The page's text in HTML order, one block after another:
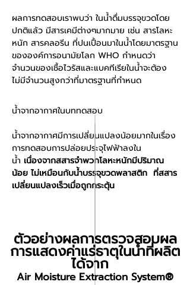
ผลการทดสอบเราพบว่า ในน้ำดื่มบรรจุขวดโดย
ปกติแล้ว มีสารเคมีต่างๆมากมาย เช่น สารโลหะ
หนัก สารคลอรีน ที่ปนเปื้อนมาในน้ำโดยมาตรฐาน
ขององค์การอนามัยโลก WHO กำหนดว่า
จำนวนของเชื้อไวรัสและแบคทีเรียในน้ำจะต้อง
ไม่มีจำนวนสูงกว่าที่มาตรฐานที่กำหนด
น้ำจากอากาศในบททดสอบ
น้ำจากอากาศมีการเปลี่ยนแปลงน้อยมากในเรื่อง
การทดสอบการปล่อยประจุไฟฟ้าลงใน
น้ำ เนื่องจากสสารจำพวกโลหะหนักมีปริมาณ
น้อย ไม่เหมือนกับน้ำบรรจุขวดพลาสติก ที่สสาร
เปลี่ยนแปลงเร็วเมื่อถูกกระตุ้น
ตัวอย่างผลการตรวจสอบผล
การแสดงค่าแร่ธาตุในน้ำที่ผลิต
ได้จาก
Air Moisture Extraction System®